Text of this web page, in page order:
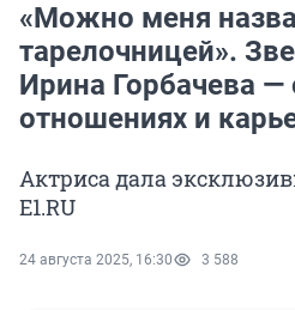
«Можно меня
тарелочницей».
Ирина Горбачева —
отношениях и
Актриса дала
Е1.RU
24 августа 2025, 16:30 3 588